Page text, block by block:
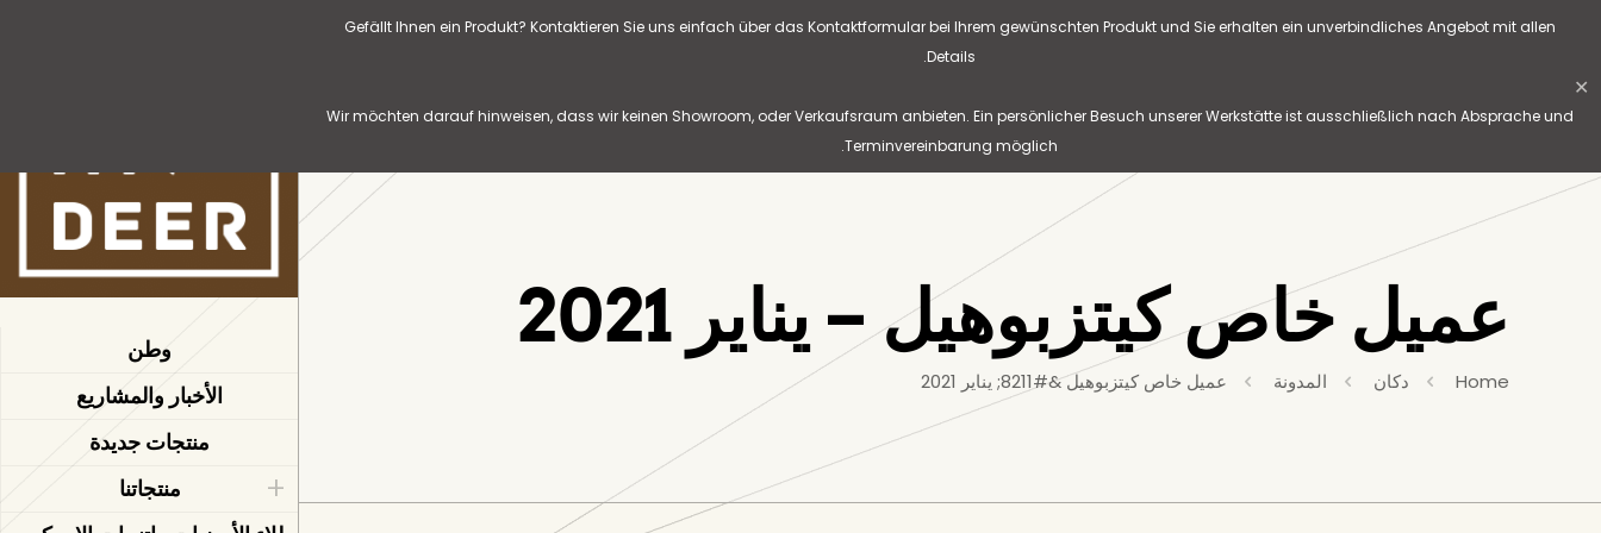
Gefällt Ihnen ein Produkt? Kontaktieren Sie uns einfach über das Kontaktformular bei Ihrem gewünschten Produkt und Sie erhalten ein unverbindliches Angebot mit allen
Details.
Wir möchten darauf hinweisen, dass wir keinen Showroom, oder Verkaufsraum anbieten. Ein persönlicher Besuch unserer Werkstätte ist ausschließlich nach Absprache und
Terminvereinbarung möglich.
✕
وطن
الأخبار والمشاريع
منتجات جديدة
منتجاتنا
عميل خاص كيتزبوهيل – يناير 2021
Home دكان المدونة عميل خاص كيتزبوهيل &#8211; يناير 2021